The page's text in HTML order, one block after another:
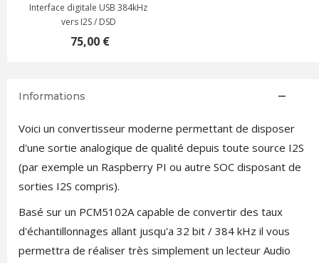
Interface digitale USB 384kHz
vers I2S / DSD
75,00 €
Informations
Voici un convertisseur moderne permettant de disposer
d'une sortie analogique de qualité depuis toute source I2S
(par exemple un Raspberry PI ou autre SOC disposant de
sorties I2S compris).
Basé sur un PCM5102A capable de convertir des taux
d'échantillonnages allant jusqu'a 32 bit / 384 kHz il vous
permettra de réaliser très simplement un lecteur Audio